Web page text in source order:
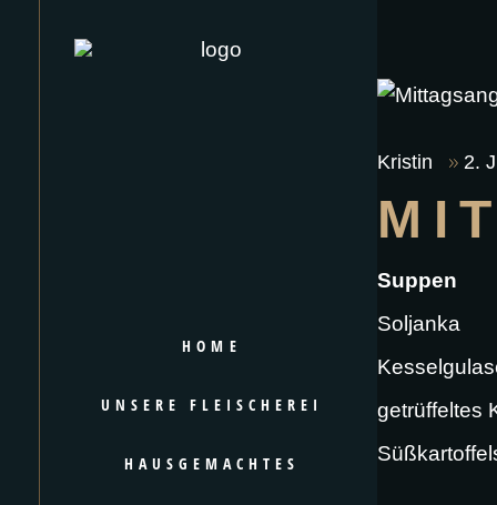
HOME
UNSERE FLEISCHEREI
HAUSGEMACHTES
Kristin 2.
Suppen
Soljanka
getrüffeltes